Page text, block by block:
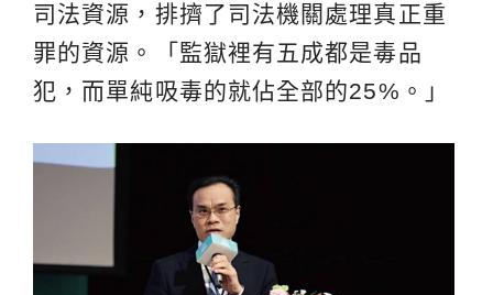
司法資源，排擠了司法機關處理真正重
罪的資源。「監獄裡有五成都是毒品
犯，而單純吸毒的就佔全部的25%。」